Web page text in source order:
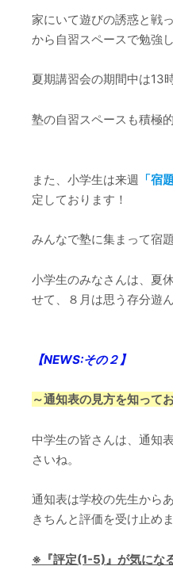
家にいて遊びの誘惑と戦
から自習スペースで勉強
夏期講習会の期間中は13
塾の自習スペースも積極
また、小学生は来週 「宿
定しております！
みんなで塾に集まって宿
小学生のみなさんは、夏
せて、８月は思う存分遊
【NEWS:その２】
～通知表の見方を知って
中学生の皆さんは、通知
さいね。
通知表は学校の先生から
きちんと評価を受け止め
※『評定(1-5)』が気にな